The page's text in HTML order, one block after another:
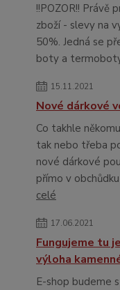
!!POZOR!! Právě
zboží - slevy na
50%. Jedná se
boty a
15.11.2021
Nové dárkové
Co takhle
tak nebo třeba
nové dárkové
přímo v
celé
17.06.2021
Fungujeme tu
výloha
E-shop budeme